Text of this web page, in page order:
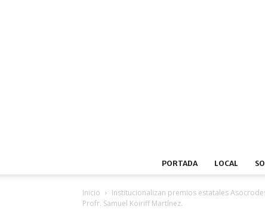
PORTADA LOCAL
Inicio Institucionalizan premios estatales
Profr. Samuel Koiriff Martínez.